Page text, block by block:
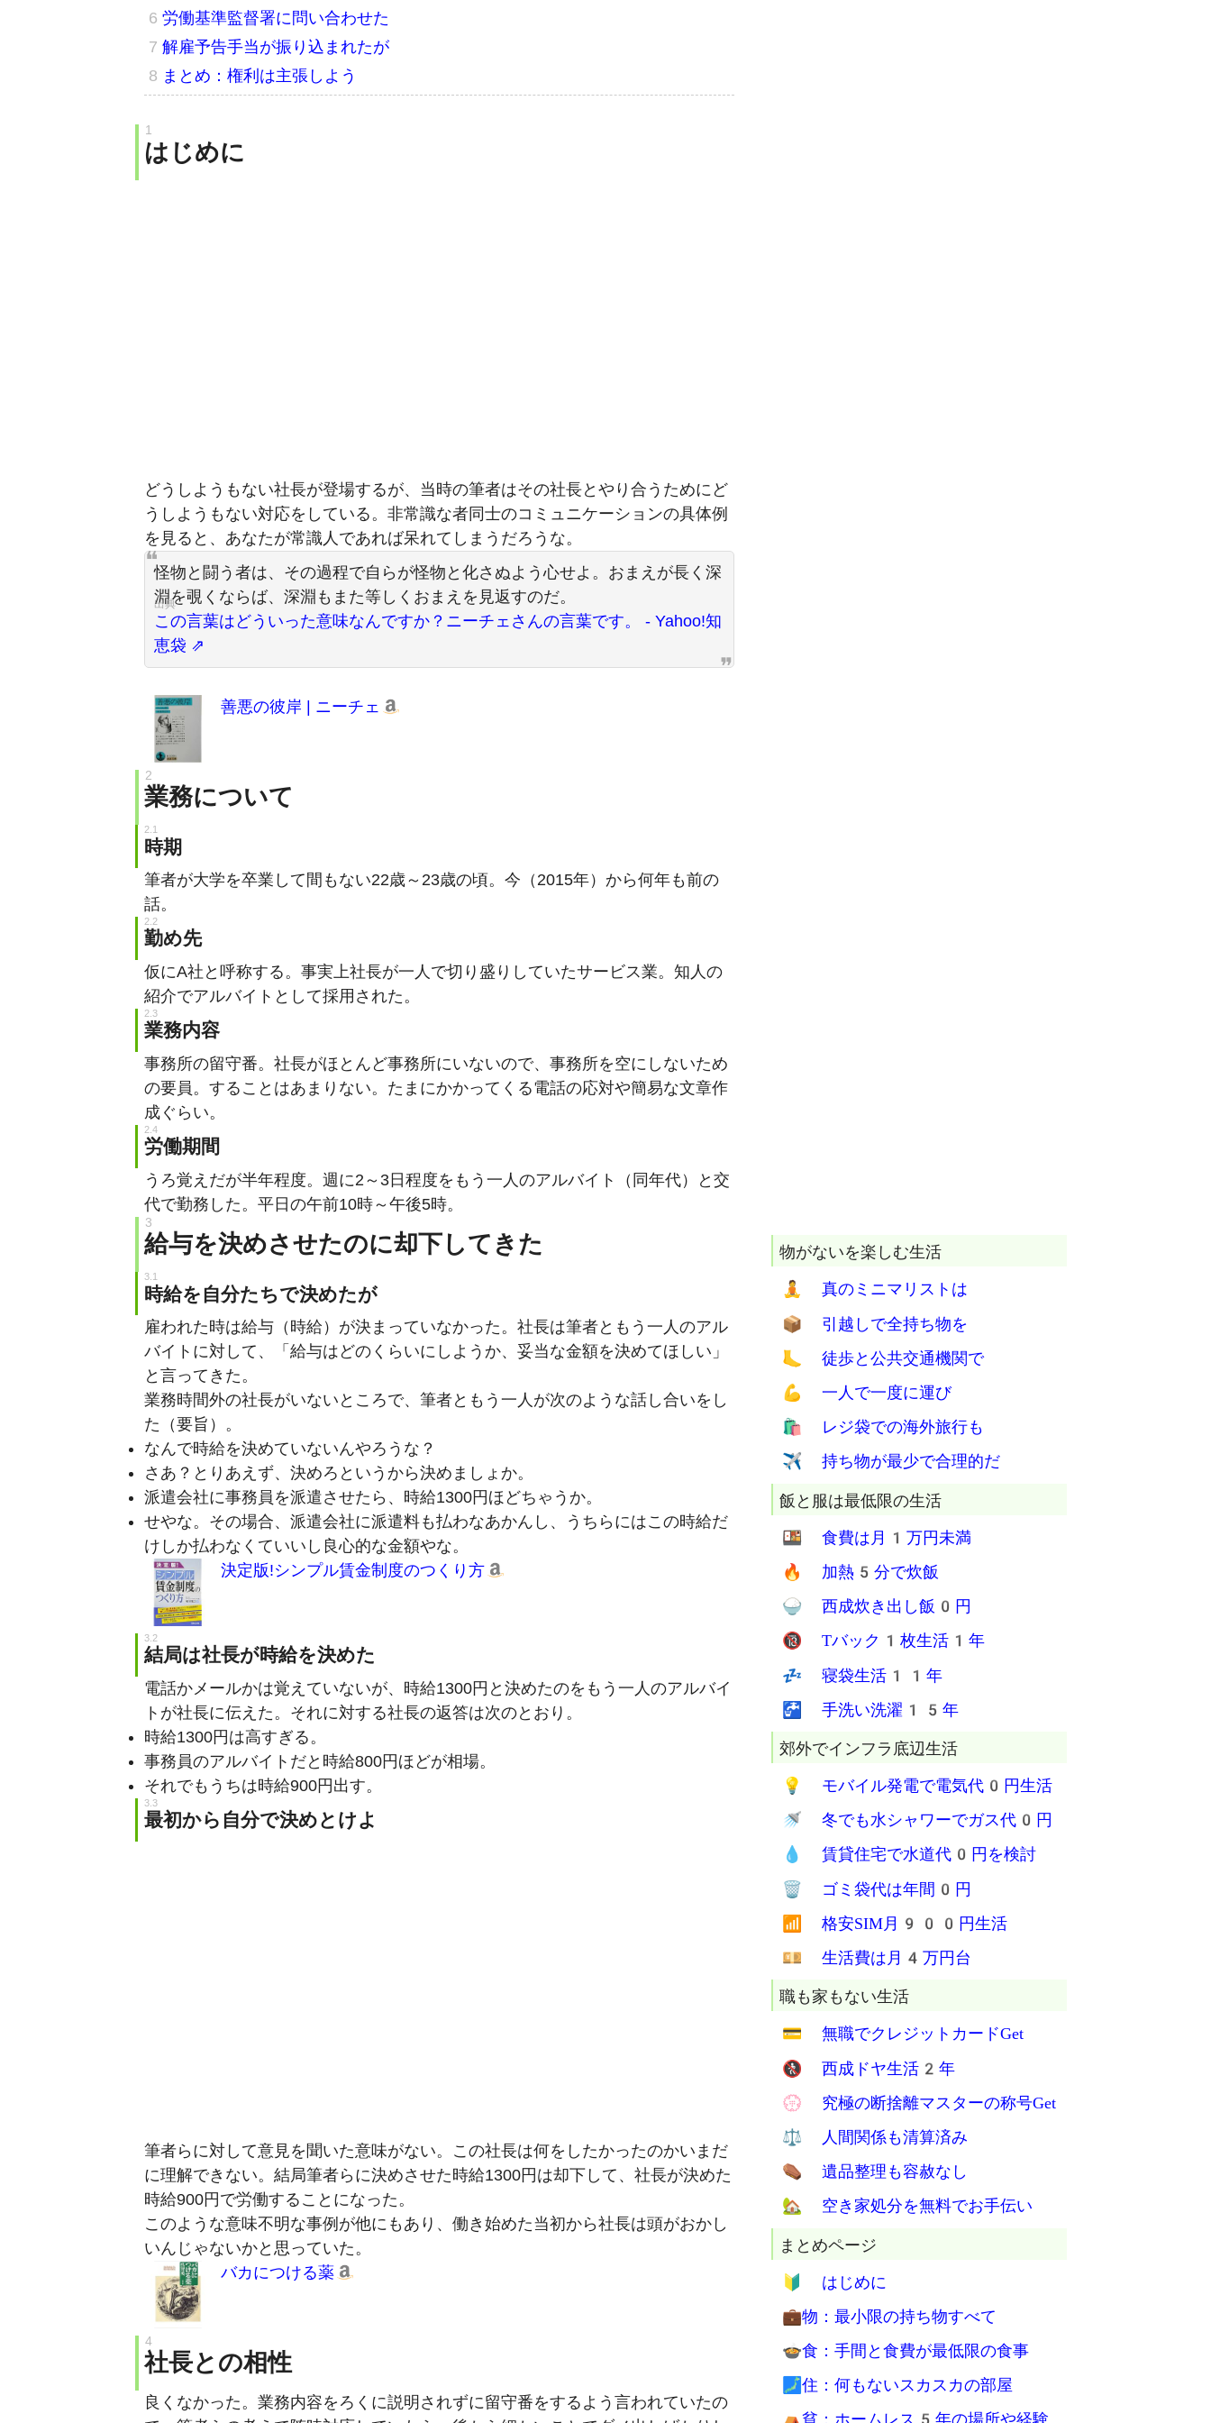
労働基準監督署に問い合わせた
解雇予告手当が振り込まれたが
まとめ：権利は主張しよう
はじめに
どうしようもない社長が登場するが、当時の筆者はその社長とやり合うためにど
うしようもない対応をしている。非常識な者同士のコミュニケーションの具体例
を見ると、あなたが常識人であれば呆れてしまうだろうな。
怪物と闘う者は、その過程で自らが怪物と化さぬよう心せよ。おまえが長く深
淵を覗くならば、深淵もまた等しくおまえを見返すのだ。
この言葉はどういった意味なんですか？ニーチェさんの言葉です。 - Yahoo!知
恵袋
善悪の彼岸 | ニーチェ
業務について
時期
筆者が大学を卒業して間もない22歳～23歳の頃。今（2015年）から何年も前の
話。
勤め先
仮にA社と呼称する。事実上社長が一人で切り盛りしていたサービス業。知人の
紹介でアルバイトとして採用された。
業務内容
事務所の留守番。社長がほとんど事務所にいないので、事務所を空にしないため
の要員。することはあまりない。たまにかかってくる電話の応対や簡易な文章作
成ぐらい。
労働期間
うろ覚えだが半年程度。週に2～3日程度をもう一人のアルバイト（同年代）と交
代で勤務した。平日の午前10時～午後5時。
給与を決めさせたのに却下してきた
時給を自分たちで決めたが
雇われた時は給与（時給）が決まっていなかった。社長は筆者ともう一人のアル
バイトに対して、「給与はどのくらいにしようか、妥当な金額を決めてほしい」
と言ってきた。
業務時間外の社長がいないところで、筆者ともう一人が次のような話し合いをし
た（要旨）。
なんで時給を決めていないんやろうな？
さあ？とりあえず、決めろというから決めましょか。
派遣会社に事務員を派遣させたら、時給1300円ほどちゃうか。
せやな。その場合、派遣会社に派遣料も払わなあかんし、うちらにはこの時給だ
けしか払わなくていいし良心的な金額やな。
決定版!シンプル賃金制度のつくり方
結局は社長が時給を決めた
電話かメールかは覚えていないが、時給1300円と決めたのをもう一人のアルバイ
トが社長に伝えた。それに対する社長の返答は次のとおり。
時給1300円は高すぎる。
事務員のアルバイトだと時給800円ほどが相場。
それでもうちは時給900円出す。
最初から自分で決めとけよ
筆者らに対して意見を聞いた意味がない。この社長は何をしたかったのかいまだ
に理解できない。結局筆者らに決めさせた時給1300円は却下して、社長が決めた
時給900円で労働することになった。
このような意味不明な事例が他にもあり、働き始めた当初から社長は頭がおかし
いんじゃないかと思っていた。
バカにつける薬
社長との相性
良くなかった。業務内容をろくに説明されずに留守番をするよう言われていたの
物がないを楽しむ生活
🧘 真のミニマリストは
📦 引越しで全持ち物を
🦶 徒歩と公共交通機関で
💪 一人で一度に運び
🛍 レジ袋での海外旅行も
✈ 持ち物が最少で合理的だ
飯と服は最低限の生活
🍱 食費は月1万円未満
🔥 加熱5分で炊飯
🍚 西成炊き出し飯0円
🔞 Tバック1枚生活1年
💤 寝袋生活11年
🚰 手洗い洗濯15年
郊外でインフラ底辺生活
💡 モバイル発電で電気代0円生活
🚿 冬でも水シャワーでガス代0円
💧 賃貸住宅で水道代0円を検討
🗑 ゴミ袋代は年間0円
📶 格安SIM月900円生活
💴 生活費は月4万円台
職も家もない生活
💳 無職でクレジットカードGet
🚷 西成ドヤ生活2年
💮 究極の断捨離マスターの称号Get
⚖ 人間関係も清算済み
⚰ 遺品整理も容赦なし
🏡 空き家処分を無料でお手伝い
まとめページ
🔰 はじめに
💼物：最小限の持ち物すべて
🍲食：手間と食費が最低限の食事
🗾住：何もないスカスカの部屋
⛺貧：ホームレス5年の場所や経験